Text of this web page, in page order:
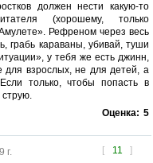
должен нести какую-то
(хорошему, только
Рефреном через весь
грабь караваны, убивай, туши
у тебя же есть джинн,
для взрослых, не для детей, а
только, чтобы попасть в
струю.
Оценка: 5
[ 11 ]
г.